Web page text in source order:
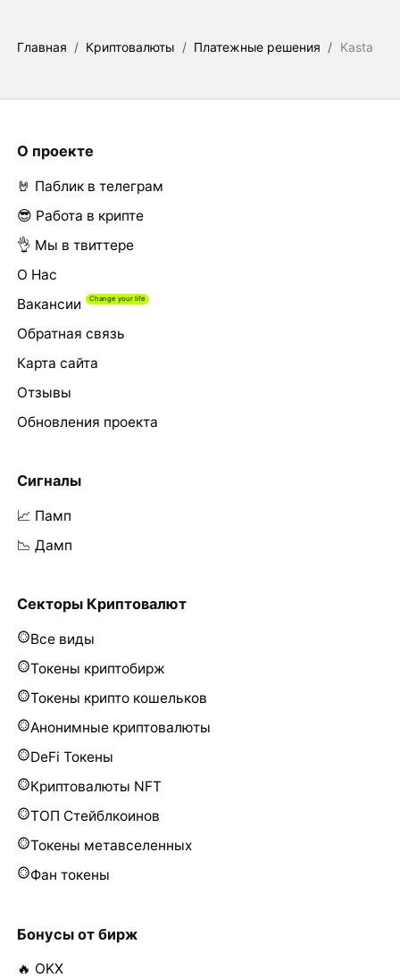
Главная / Криптовалюты / Платежные решения / Kasta
О проекте
🤘 Паблик в телеграм
😎 Работа в крипте
👌 Мы в твиттере
О Нас
Вакансии
Обратная связь
Карта сайта
Отзывы
Обновления проекта
Сигналы
📈 Памп
📉 Дамп
Секторы Криптовалют
Все виды
Токены криптобирж
Токены крипто кошельков
Анонимные криптовалюты
DeFi Токены
Криптовалюты NFT
ТОП Стейблкоинов
Токены метавселенных
Фан токены
Бонусы от бирж
🔥 OKX